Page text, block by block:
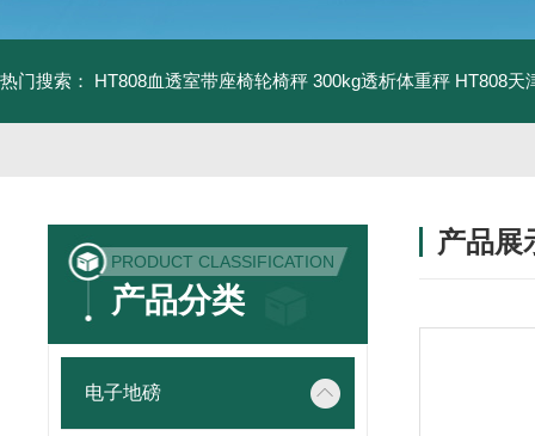
热门搜索： HT808血透室带座椅轮椅秤 300kg透析体重秤 HT808天
PRODUCT CLASSIFICATION
产品分类
电子地磅
产品展